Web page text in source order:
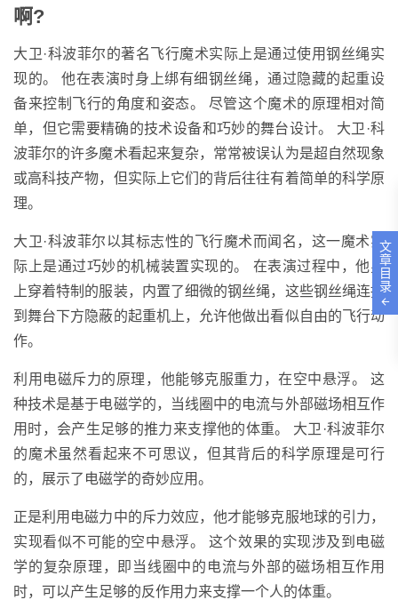
啊?
大卫·科波菲尔的著名飞行魔术实际上是通过使用钢丝绳实
现的。 他在表演时身上绑有细钢丝绳，通过隐藏的起重设
备来控制飞行的角度和姿态。 尽管这个魔术的原理相对简
单，但它需要精确的技术设备和巧妙的舞台设计。 大卫·科
波菲尔的许多魔术看起来复杂，常常被误认为是超自然现象
或高科技产物，但实际上它们的背后往往有着简单的科学原
理。
大卫·科波菲尔以其标志性的飞行魔术而闻名，这一魔术实
际上是通过巧妙的机械装置实现的。 在表演过程中，他身
上穿着特制的服装，内置了细微的钢丝绳，这些钢丝绳连接
到舞台下方隐蔽的起重机上，允许他做出看似自由的飞行动
作。
利用电磁斥力的原理，他能够克服重力，在空中悬浮。 这
种技术是基于电磁学的，当线圈中的电流与外部磁场相互作
用时，会产生足够的推力来支撑他的体重。 大卫·科波菲尔
的魔术虽然看起来不可思议，但其背后的科学原理是可行
的，展示了电磁学的奇妙应用。
正是利用电磁力中的斥力效应，他才能够克服地球的引力，
实现看似不可能的空中悬浮。 这个效果的实现涉及到电磁
学的复杂原理，即当线圈中的电流与外部的磁场相互作用
时，可以产生足够的反作用力来支撑一个人的体重。
文
章
目
录